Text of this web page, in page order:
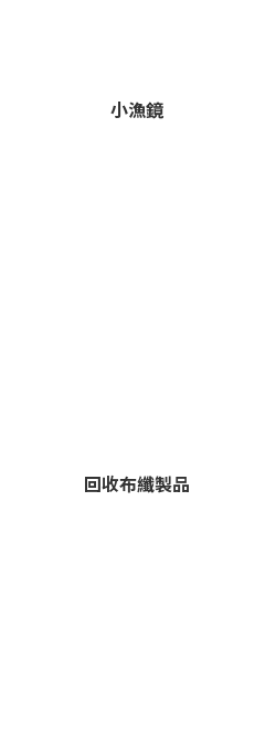
小漁鏡
回收布纖製品